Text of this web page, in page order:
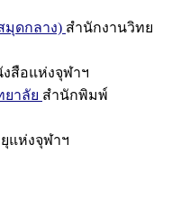
มุดกลาง) สำนักงานวิทย
สือแห่งจุฬาฯ
าลัย สำนักพิมพ์
แห่งจุฬาฯ